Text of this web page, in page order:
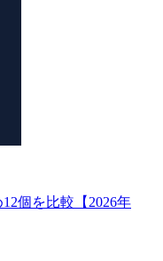
個を比較【2026年